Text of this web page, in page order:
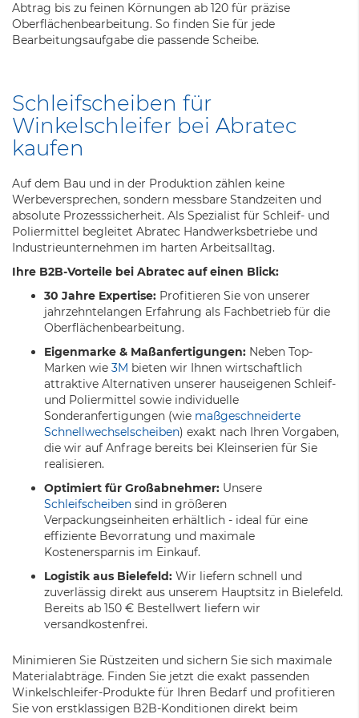
Abtrag bis zu feinen Körnungen ab 120 für präzise
Oberflächenbearbeitung. So finden Sie für jede
Bearbeitungsaufgabe die passende Scheibe.
Schleifscheiben für
Winkelschleifer bei Abratec
kaufen
Auf dem Bau und in der Produktion zählen keine
Werbeversprechen, sondern messbare Standzeiten und
absolute Prozesssicherheit. Als Spezialist für Schleif- und
Poliermittel begleitet Abratec Handwerksbetriebe und
Industrieunternehmen im harten Arbeitsalltag.
Ihre B2B-Vorteile bei Abratec auf einen Blick:
30 Jahre Expertise: Profitieren Sie von unserer
jahrzehntelangen Erfahrung als Fachbetrieb für die
Oberflächenbearbeitung.
Eigenmarke & Maßanfertigungen: Neben Top-
Marken wie 3M bieten wir Ihnen wirtschaftlich
attraktive Alternativen unserer hauseigenen Schleif-
und Poliermittel sowie individuelle
Sonderanfertigungen (wie maßgeschneiderte
Schnellwechselscheiben) exakt nach Ihren Vorgaben,
die wir auf Anfrage bereits bei Kleinserien für Sie
realisieren.
Optimiert für Großabnehmer: Unsere
Schleifscheiben sind in größeren
Verpackungseinheiten erhältlich - ideal für eine
effiziente Bevorratung und maximale
Kostenersparnis im Einkauf.
Logistik aus Bielefeld: Wir liefern schnell und
zuverlässig direkt aus unserem Hauptsitz in Bielefeld.
Bereits ab 150 € Bestellwert liefern wir
versandkostenfrei.
Minimieren Sie Rüstzeiten und sichern Sie sich maximale
Materialabträge. Finden Sie jetzt die exakt passenden
Winkelschleifer-Produkte für Ihren Bedarf und profitieren
Sie von erstklassigen B2B-Konditionen direkt beim